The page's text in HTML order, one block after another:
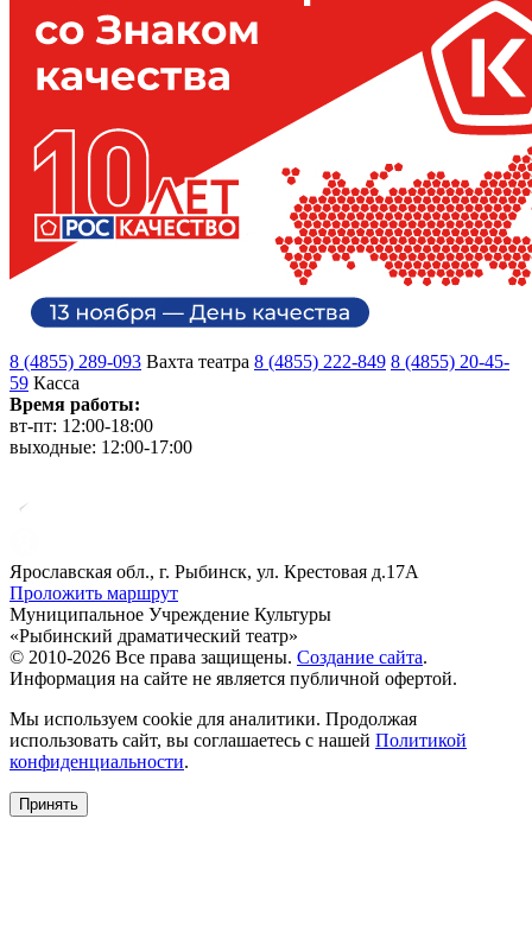
8 (4855) 289-093 Вахта театра 8 (4855) 222-849 8 (4855) 20-45-
59 Касса
Время работы:
вт-пт: 12:00-18:00
выходные: 12:00-17:00
Ярославская обл., г. Рыбинск, ул. Крестовая д.17А
Проложить маршрут
Муниципальное Учреждение Культуры
«Рыбинский драматический театр»
© 2010-2026 Все права защищены. Создание сайта.
Информация на сайте не является публичной офертой.
Мы используем cookie для аналитики. Продолжая
использовать сайт, вы соглашаетесь с нашей Политикой
конфиденциальности.
Принять